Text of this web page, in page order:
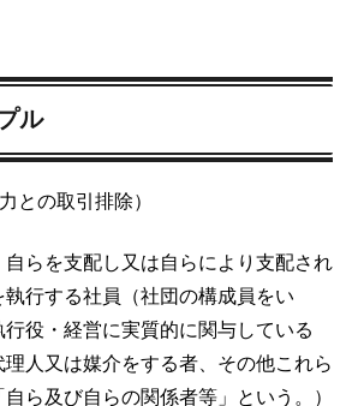
ル
との取引排除）
らを支配し又は自らにより支配され
行する社員（社団の構成員をい
行役・経営に実質的に関与している
人又は媒介をする者、その他これら
ら及び自らの関係者等」という。）